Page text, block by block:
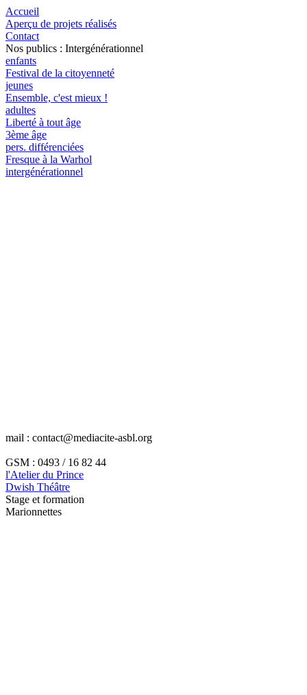
Accueil
Aperçu de projets réalisés
Contact
Nos publics : Intergénérationnel
enfants
Festival de la citoyenneté
jeunes
Ensemble, c'est mieux !
adultes
Liberté à tout âge
3ème âge
pers. différenciées
Fresque à la Warhol
intergénérationnel
mail : contact@mediacite-asbl.org
GSM : 0493 / 16 82 44
l'Atelier du Prince
Dwish Théâtre
Stage et formation
Marionnettes